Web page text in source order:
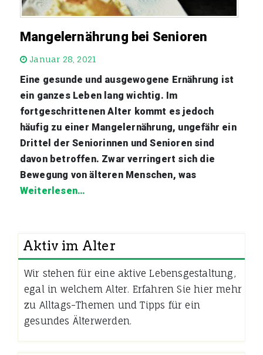
Mangelernährung bei Senioren
Januar 28, 2021
Eine gesunde und ausgewogene Ernährung ist
ein ganzes Leben lang wichtig. Im
fortgeschrittenen Alter kommt es jedoch
häufig zu einer Mangelernährung, ungefähr ein
Drittel der Seniorinnen und Senioren sind
davon betroffen. Zwar verringert sich die
Bewegung von älteren Menschen, was
Weiterlesen…
Aktiv im Alter
Wir stehen für eine aktive Lebensgestaltung,
egal in welchem Alter. Erfahren Sie hier mehr
zu Alltags-Themen und Tipps für ein
gesundes Älterwerden.